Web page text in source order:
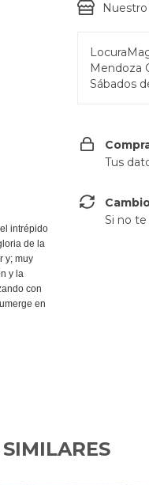
intrépido
de la
y; muy
y la
con
en
Nuestro
Mendoza
Sábados
Tus
Si no